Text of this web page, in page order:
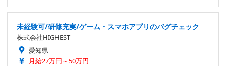
未経験可/研修充実/ゲーム・スマホアプリのバグチェック
株式会社HIGHEST
愛知県
月給27万円～50万円